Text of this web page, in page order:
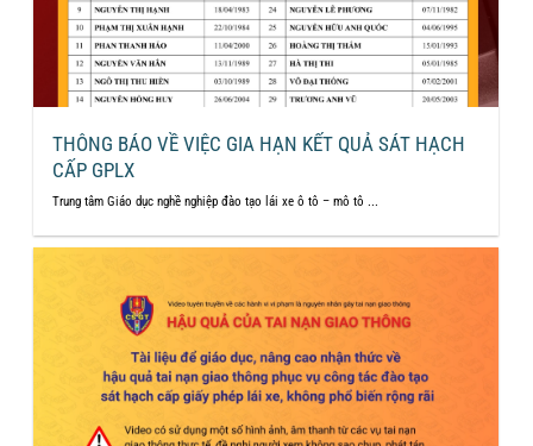
THÔNG BÁO VỀ VIỆC GIA HẠN KẾT QUẢ SÁT HẠCH
CẤP GPLX
Trung tâm Giáo dục nghề nghiệp đào tạo lái xe ô tô – mô tô ...